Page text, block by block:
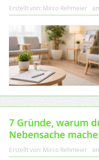
Erstellt von: Mirco Rehmeier
7 Gründe, warum
Nebensache
Erstellt von: Mirco Rehmeier